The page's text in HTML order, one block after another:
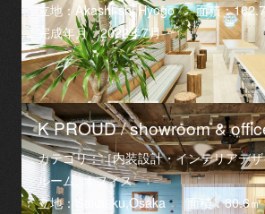
立地：Akashi-shi,Hyogo
面積：
完成年月：2022年7月
K PROUD / showroom &
カテゴリ：［内装設計・インテリアデ
ルーム, オフィス
立地：Sakai-ku,Osaka
面積：80.6㎡